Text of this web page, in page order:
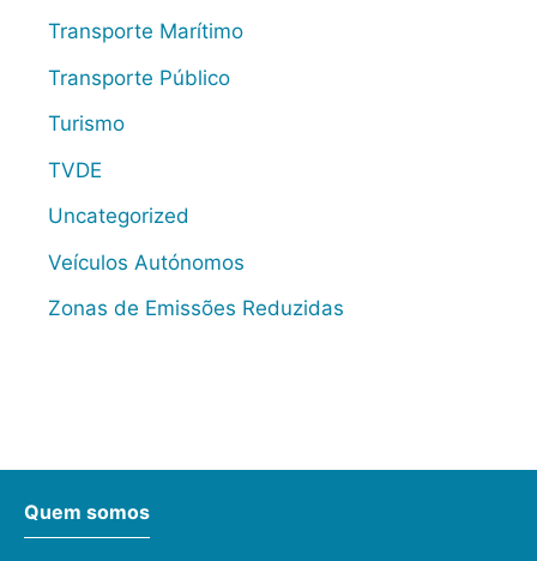
Transporte Marítimo
Transporte Público
Turismo
TVDE
Uncategorized
Veículos Autónomos
Zonas de Emissões Reduzidas
Quem somos